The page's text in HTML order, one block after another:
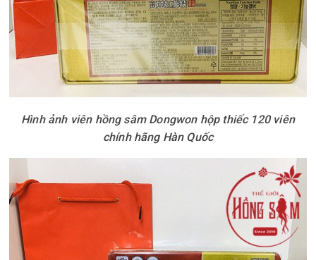
Hình ảnh viên hồng sâm Dongwon hộp thiếc 120 viên
chính hãng Hàn Quốc